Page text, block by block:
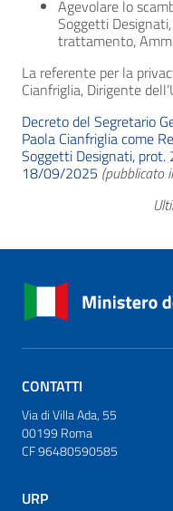
Agevolare lo
Soggetti
trattamento,
La referente per la
Cianfriglia, Dirigente
Decreto del Segretario
Paola Cianfriglia come
Soggetti Designati,
18/09/2025
CONTATTI
Via di Villa Ada, 55
00199 Roma
CF 96480590585
URP